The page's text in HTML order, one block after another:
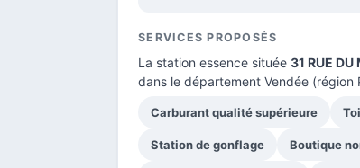
SERVICES PROPOSÉS
La station essence située 31 RUE DU
dans le département Vendée (région
Carburant qualité supérieure
Station de gonflage Boutique